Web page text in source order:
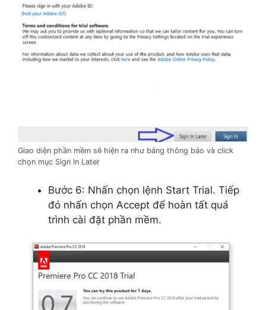
Giao diện phần mềm sẽ hiện ra như bảng thông báo và click
chọn mục Sign In Later
Bước 6: Nhấn chọn lệnh Start Trial. Tiếp
đó nhấn chọn Accept để hoàn tất quá
trình cài đặt phần mềm.